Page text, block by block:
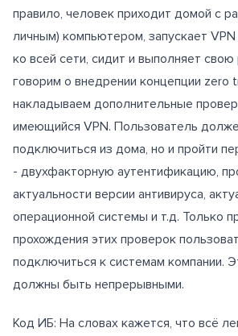
правило, человек приходит домой с
личным) компьютером, запускает
ко всей сети, сидит и выполняет
говорим о внедрении концепции zero
накладываем дополнительные
имеющийся VPN. Пользователь
подключиться из дома, но и пройти
- двухфакторную аутентификацию,
актуальности версии антивируса,
операционной системы и т.д. Только
прохождения этих проверок
подключиться к системам компании.
должны быть непрерывными.
Код ИБ: На словах кажется, что всё